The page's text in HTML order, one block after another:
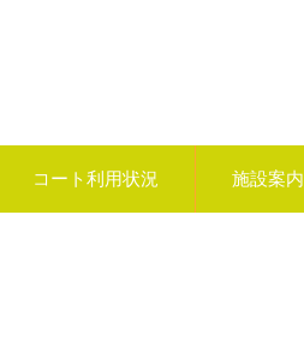
コート利用状況 施設案内